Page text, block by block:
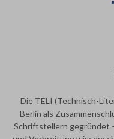
Die TELI (Technisch-
Berlin als
Schriftstellern gegründet